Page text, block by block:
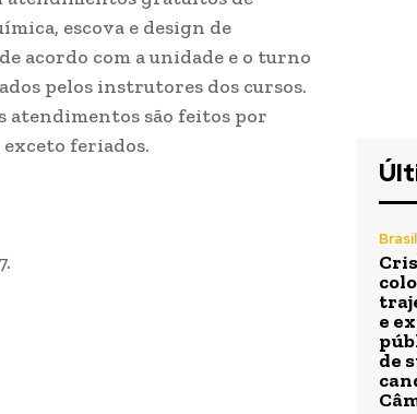
escova e design de
acordo com a unidade e o turno
pelos instrutores dos cursos.
atendimentos são feitos por
feriados.
Brasil
e
de